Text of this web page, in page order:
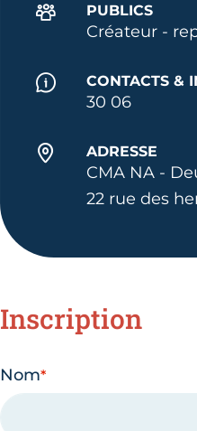
PUBLICS
Créateur -
CONTACTS &
30 06
ADRESSE
CMA NA -
22 rue des
Inscription
Nom